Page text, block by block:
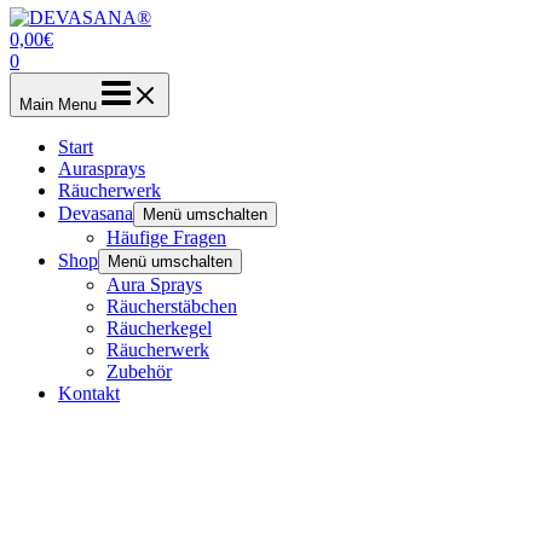
0,00€
0
Main Menu
Start
Aurasprays
Räucherwerk
Devasana
Menü umschalten
Häufige Fragen
Shop
Menü umschalten
Aura Sprays
Räucherstäbchen
Räucherkegel
Räucherwerk
Zubehör
Kontakt